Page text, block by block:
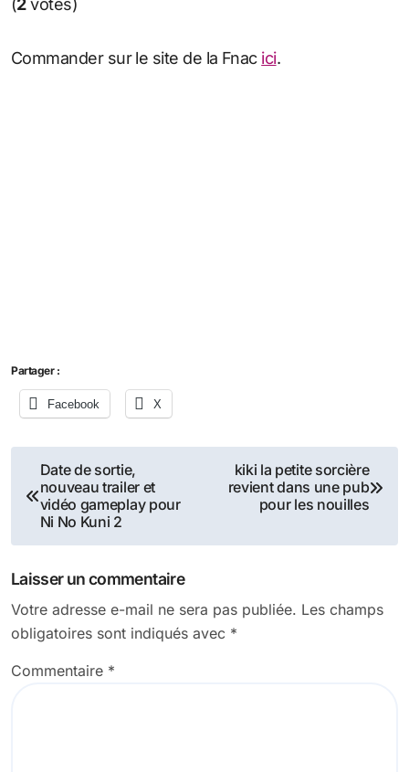
(2votes)
Commander sur le site de la Fnac ici.
Partager :
Facebook X
Navigation
de
l’article
Date de sortie,
nouveau trailer et
vidéo gameplay pour
Ni No Kuni 2
kiki la petite sorcière
revient dans une pub
pour les nouilles
Laisser un commentaire
Votre adresse e-mail ne sera pas publiée. Les champs
obligatoires sont indiqués avec *
Commentaire *